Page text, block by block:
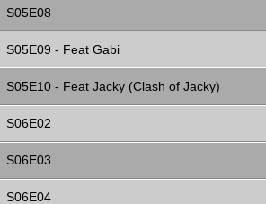
S05E08
S05E09 - Feat Gabi
S05E10 - Feat Jacky (Clash of Jacky)
S06E02
S06E03
S06E04